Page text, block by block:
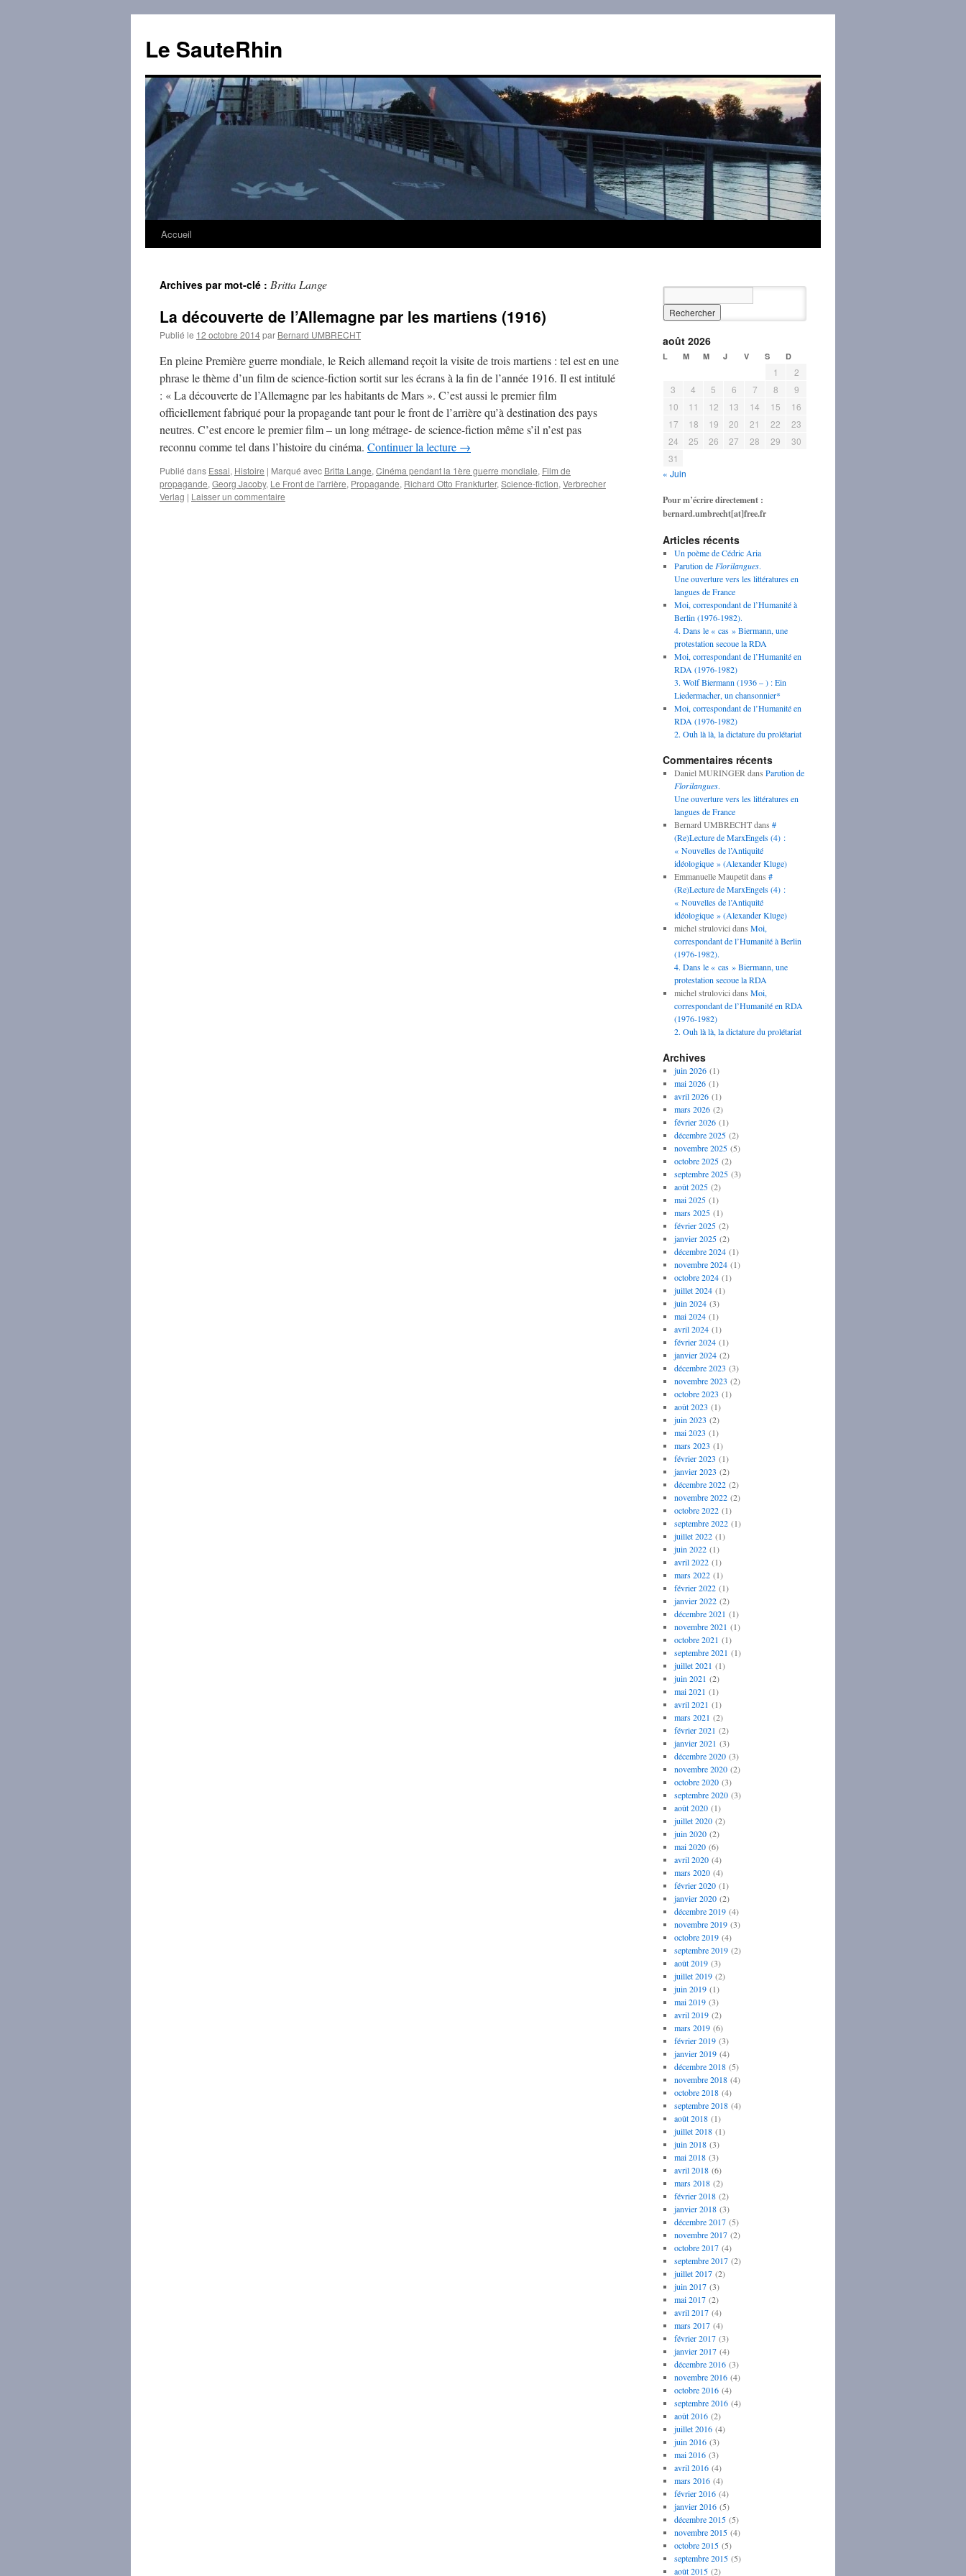
contenu
Le SauteRhin
Accueil
Archives par mot-clé : Britta Lange
La découverte de l’Allemagne par les martiens (1916)
Publié le 12 octobre 2014par Bernard UMBRECHT
En pleine Première guerre mondiale, le Reich allemand reçoit la visite de trois martiens : tel est en une
phrase le thème d’un film de science-fiction sortit sur les écrans à la fin de l’année 1916. Il est intitulé
: « La découverte de l’Allemagne par les habitants de Mars ». C’est aussi le premier film
officiellement fabriqué pour la propagande tant pour le front de l’arrière qu’à destination des pays
neutres. C’est encore le premier film – un long métrage- de science-fiction même s’il n’est pas
reconnu comme tel dans l’histoire du cinéma. Continuer la lecture →
Publié dans Essai, Histoire | Marqué avec Britta Lange, Cinéma pendant la 1ère guerre mondiale, Film de
propagande, Georg Jacoby, Le Front de l'arrière, Propagande, Richard Otto Frankfurter, Science-fiction, Verbrecher
Verlag | Laisser un commentaire
août 2026
L M M J V S D
1
2
3
4 5 6 7 8
9
10
11 12 13 14 15
16
17
18 19 20 21 22
23
24
25 26 27 28 29
30
31
« Juin
Pour m’écrire directement :
bernard.umbrecht[at]free.fr
Articles récents
Un poème de Cédric Aria
Parution de Florilangues.
Une ouverture vers les littératures en
langues de France
Moi, correspondant de l’Humanité à
Berlin (1976-1982).
4. Dans le « cas » Biermann, une
protestation secoue la RDA
Moi, correspondant de l’Humanité en
RDA (1976-1982)
3. Wolf Biermann (1936 – ) : Ein
Liedermacher, un chansonnier*
Moi, correspondant de l’Humanité en
RDA (1976-1982)
2. Ouh là là, la dictature du prolétariat
Commentaires récents
Daniel MURINGER dans Parution de
Florilangues.
Une ouverture vers les littératures en
langues de France
Bernard UMBRECHTdans #
(Re)Lecture de MarxEngels (4) :
« Nouvelles de l’Antiquité
idéologique » (Alexander Kluge)
Emmanuelle Maupetitdans #
(Re)Lecture de MarxEngels (4) :
« Nouvelles de l’Antiquité
idéologique » (Alexander Kluge)
michel strulovici dans Moi,
correspondant de l’Humanité à Berlin
(1976-1982).
4. Dans le « cas » Biermann, une
protestation secoue la RDA
michel strulovici dans Moi,
correspondant de l’Humanité en RDA
(1976-1982)
2. Ouh là là, la dictature du prolétariat
Archives
juin 2026(1)
mai 2026(1)
avril 2026(1)
mars 2026(2)
février 2026(1)
décembre 2025(2)
novembre 2025(5)
octobre 2025(2)
septembre 2025(3)
août 2025(2)
mai 2025(1)
mars 2025(1)
février 2025(2)
janvier 2025(2)
décembre 2024(1)
novembre 2024(1)
octobre 2024(1)
juillet 2024(1)
juin 2024(3)
mai 2024(1)
avril 2024(1)
février 2024(1)
janvier 2024(2)
décembre 2023 (3)
novembre 2023 (2)
octobre 2023 (1)
août 2023 (1)
juin 2023 (2)
mai 2023 (1)
mars 2023 (1)
février 2023 (1)
janvier 2023 (2)
décembre 2022(2)
novembre 2022(2)
octobre 2022(1)
septembre 2022(1)
juillet 2022(1)
juin 2022(1)
avril 2022(1)
mars 2022(1)
février 2022(1)
janvier 2022(2)
décembre 2021 (1)
novembre 2021 (1)
octobre 2021 (1)
septembre 2021 (1)
juillet 2021 (1)
juin 2021 (2)
mai 2021 (1)
avril 2021 (1)
mars 2021 (2)
février 2021 (2)
janvier 2021 (3)
décembre 2020(3)
novembre 2020(2)
octobre 2020(3)
septembre 2020(3)
août 2020(1)
juillet 2020(2)
juin 2020(2)
mai 2020(6)
avril 2020(4)
mars 2020(4)
février 2020(1)
janvier 2020(2)
décembre 2019(4)
novembre 2019(3)
octobre 2019(4)
septembre 2019(2)
août 2019(3)
juillet 2019(2)
juin 2019(1)
mai 2019(3)
avril 2019(2)
mars 2019(6)
février 2019(3)
janvier 2019(4)
décembre 2018(5)
novembre 2018(4)
octobre 2018(4)
septembre 2018(4)
août 2018(1)
juillet 2018(1)
juin 2018(3)
mai 2018(3)
avril 2018(6)
mars 2018(2)
février 2018(2)
janvier 2018(3)
décembre 2017(5)
novembre 2017(2)
octobre 2017(4)
septembre 2017(2)
juillet 2017(2)
juin 2017(3)
mai 2017(2)
avril 2017(4)
mars 2017(4)
février 2017(3)
janvier 2017(4)
décembre 2016(3)
novembre 2016(4)
octobre 2016(4)
septembre 2016(4)
août 2016(2)
juillet 2016(4)
juin 2016(3)
mai 2016(3)
avril 2016(4)
mars 2016(4)
février 2016(4)
janvier 2016(5)
décembre 2015(5)
novembre 2015(4)
octobre 2015(5)
septembre 2015(5)
août 2015(2)